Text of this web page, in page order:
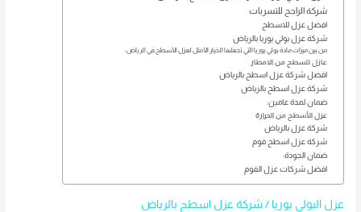
شركة الراجح للتسربات
افضل عزل للاسطح
شركة عزل بولي يوريا بالرياض
من بين ميزات مادة بولي يوريا التي تجعلها الخيار الأمثل لعزل الأسطح في الرياض:
عازل للسطح من الامطار
افضل شركة عزل اسطح بالرياض
شركة عزل اسطح بالرياض
ضمان لمدة عامين:
عزل الأسطح من الحرارة
شركة عزل بالرياض
شركة عزل اسطح فوم
ضمان الجودة:
افضل شركات عزل الفوم
عزل البولي يوريا / شركة عزل اسطح بالرياض